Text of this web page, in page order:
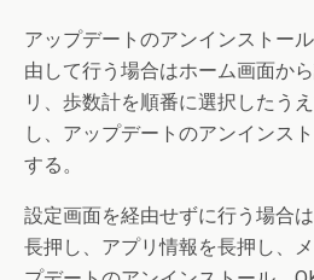
アップデートのアンインストー
由して行う場合はホーム画面か
リ、歩数計を順番に選択したう
し、アップデートのアンインス
する。
設定画面を経由せずに行う場合
長押し、アプリ情報を長押し、